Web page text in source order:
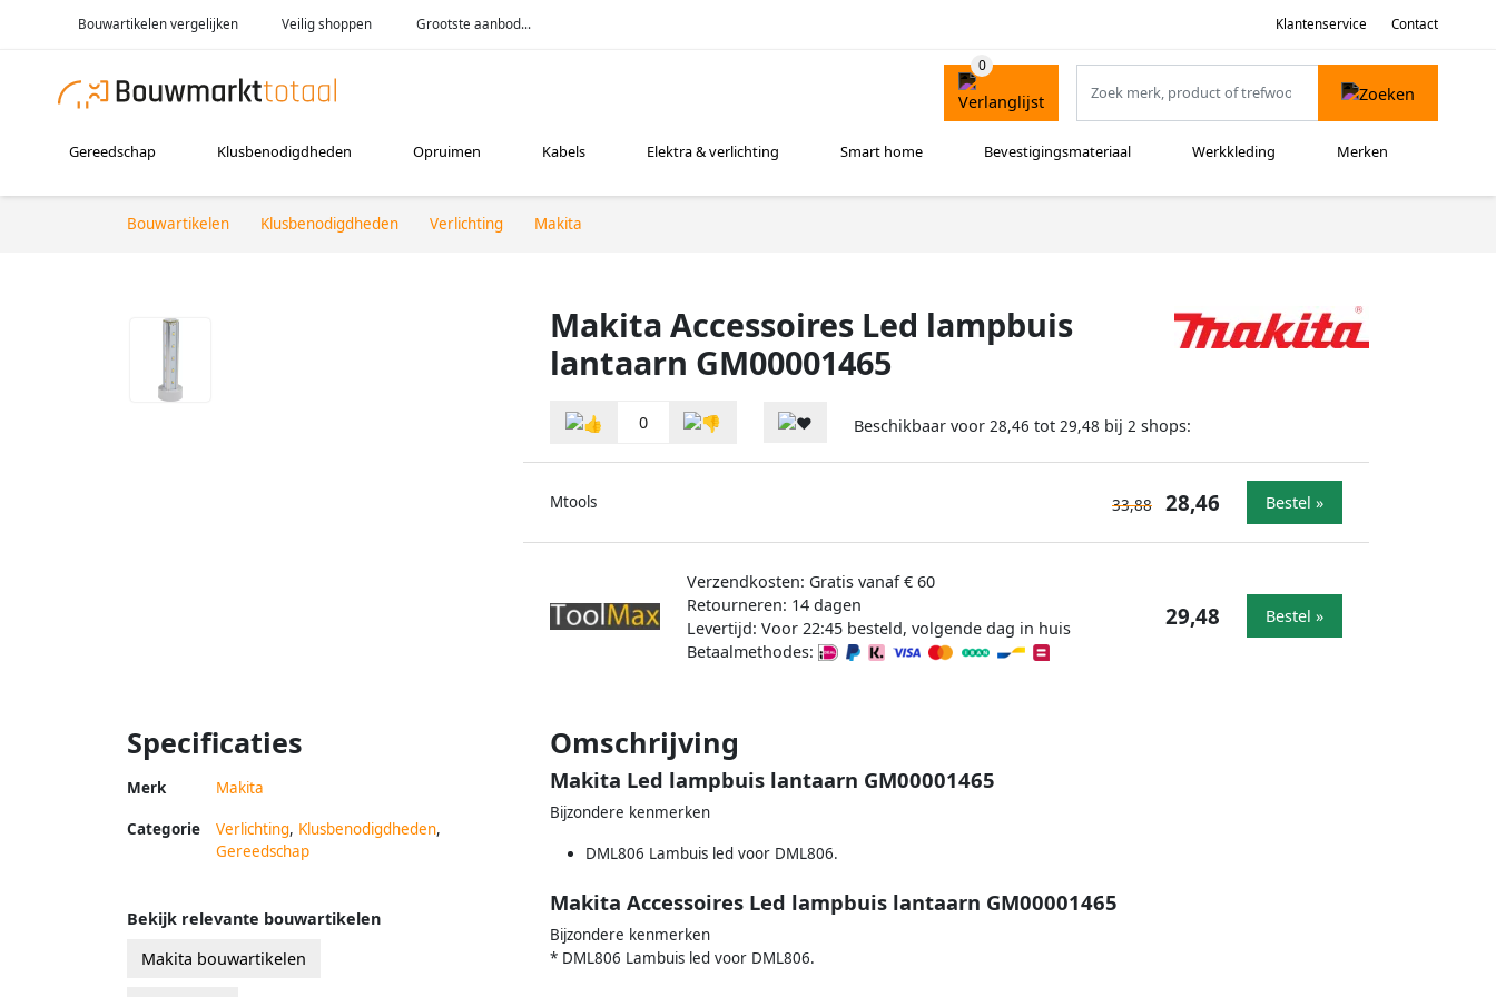
Bouwartikelen vergelijken Veilig shoppen Grootste aanbod... Klantenservice Contact
Gereedschap Klusbenodigdheden Opruimen Kabels Elektra & verlichting Smart home Bevestigingsmateriaal Werkkleding Merken
Bouwartikelen Klusbenodigdheden Verlichting Makita
Makita Accessoires Led lampbuis
lantaarn GM00001465
0 Beschikbaar voor 28,46 tot 29,48 bij 2 shops:
Mtools 33,88 28,46 Bestel »
Verzendkosten: Gratis vanaf € 60
Retourneren: 14 dagen
Levertijd: Voor 22:45 besteld, volgende dag in huis
Betaalmethodes:
29,48 Bestel »
Specificaties
Merk Makita
Categorie Verlichting, Klusbenodigdheden,
Gereedschap
Omschrijving
Makita Led lampbuis lantaarn GM00001465
Bijzondere kenmerken
DML806 Lambuis led voor DML806.
Makita Accessoires Led lampbuis lantaarn GM00001465
Bijzondere kenmerken
* DML806 Lambuis led voor DML806.
Bekijk relevante bouwartikelen
Makita bouwartikelen